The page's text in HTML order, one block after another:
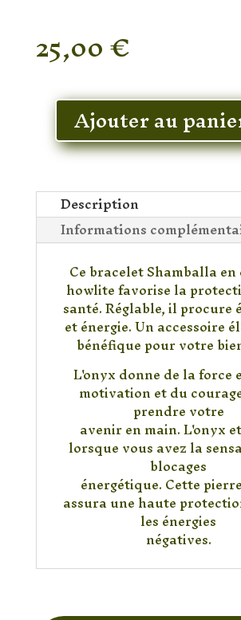
25,00€
En stock
quantité
Bracelet
Onyx
&
Howlite
Ajouter au
Description
Informations
Ce bracelet Shamballa
howlite favorise la
santé. Réglable, il procure
et énergie. Un accessoire
bénéfique pour votre
L'onyx donne de la force
motivation et du
prendre votre
avenir en main. L'onyx
lorsque vous avez la
blocages
énergétique. Cette
assura une haute
les énergies
négatives.